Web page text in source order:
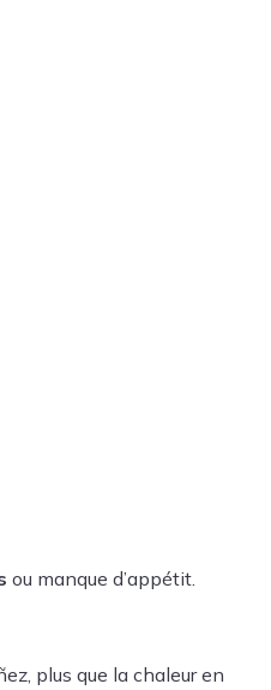
ou manque d’appétit.
plus que la chaleur en